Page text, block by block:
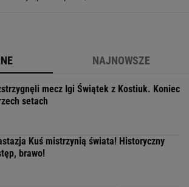
NAJNOWSZE
mecz Igi Świątek z Kostiuk. Koniec
setach
Kuś mistrzynią świata! Historyczny
brawo!